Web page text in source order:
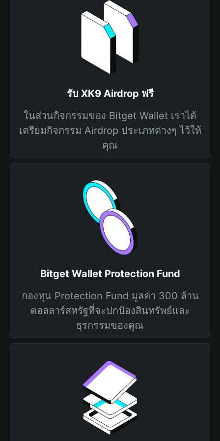
รับ XK9 Airdrop ฟรี
ในส่วนกิจกรรมของ Bitget Wallet เราได้
เตรียมกิจกรรม Airdrop ประเภทต่างๆ ไว้ให้
คุณ
Bitget Wallet Protection Fund
กองทุน Protection Fund มูลค่า 300 ล้าน
ดอลลาร์สหรัฐที่จะปกป้องสินทรัพย์และ
ธุรกรรมของคุณ